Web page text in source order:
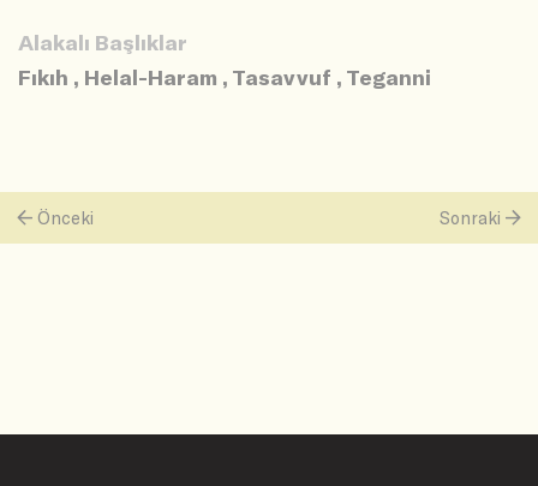
Alakalı Başlıklar
Fıkıh , Helal-Haram , Tasavvuf , Teganni
Önceki Sonraki